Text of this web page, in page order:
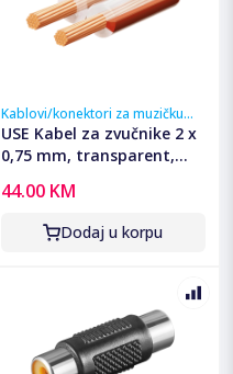
Kablovi/konektori za muzičku
opremu
USE Kabel za zvučnike 2 x
0,75 mm, transparent,
44.00 KM
Dodaj u korpu